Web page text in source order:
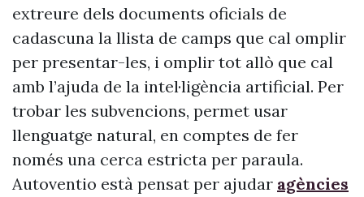
extreure dels documents oficials de
cadascuna la llista de camps que cal omplir
per presentar-les, i omplir tot allò que cal
amb l’ajuda de la intel·ligència artificial. Per
trobar les subvencions, permet usar
llenguatge natural, en comptes de fer
només una cerca estricta per paraula.
Autoventio està pensat per ajudar agències